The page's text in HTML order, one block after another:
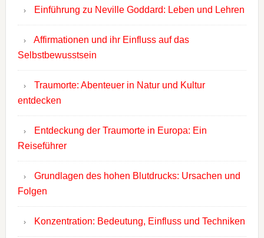
Einführung zu Neville Goddard: Leben und Lehren
Affirmationen und ihr Einfluss auf das
Selbstbewusstsein
Traumorte: Abenteuer in Natur und Kultur
entdecken
Entdeckung der Traumorte in Europa: Ein
Reiseführer
Grundlagen des hohen Blutdrucks: Ursachen und
Folgen
Konzentration: Bedeutung, Einfluss und Techniken